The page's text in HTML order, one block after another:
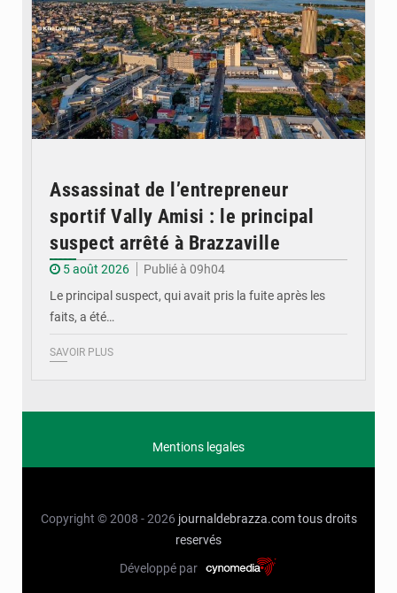
Assassinat de l’entrepreneur
sportif Vally Amisi : le principal
suspect arrêté à Brazzaville
5 août 2026
Publié à 09h04
Le principal suspect, qui avait pris la fuite après les
faits, a été…
SAVOIR PLUS
Mentions legales
Copyright © 2008 - 2026 journaldebrazza.com tous droits
reservés
Développé par